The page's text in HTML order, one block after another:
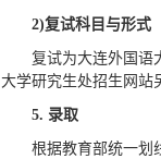
2)复试科目与形式
复试为大连外国语
大学研究生处招生网站
5. 录取
根据教育部统一划